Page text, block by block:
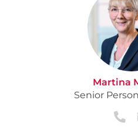
Martina
Senior